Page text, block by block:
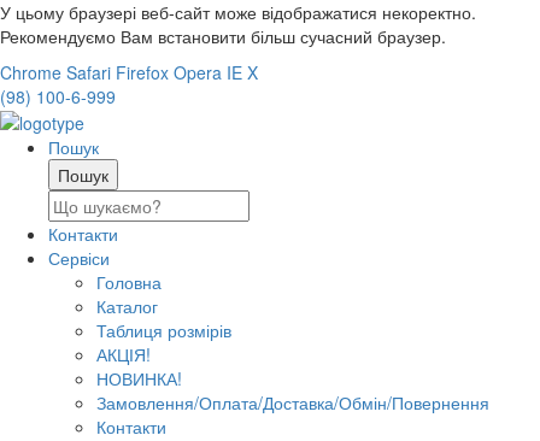
У цьому браузері веб-сайт може відображатися некоректно.
Рекомендуємо Вам встановити більш сучасний браузер.
Chrome Safari Firefox Opera IE X
(98) 100-6-999
Пошук
Контакти
Сервіси
Головна
Каталог
Таблиця розмірів
АКЦІЯ!
НОВИНКА!
Замовлення/Оплата/Доставка/Обмін/Повернення
Контакти